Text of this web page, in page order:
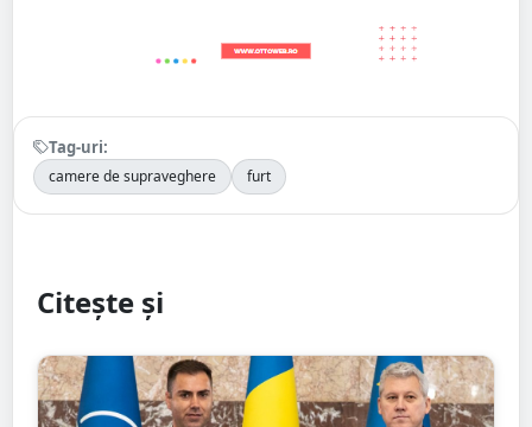
Tag-uri:
camere de supraveghere furt
Citește și